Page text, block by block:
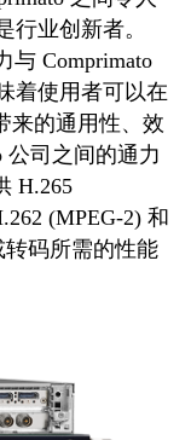
行业创新者。
与 Comprimato
着使用者可以在
来的通用性、效
公司之间的通力
H.265
(MPEG-2) 和
转码所需的性能